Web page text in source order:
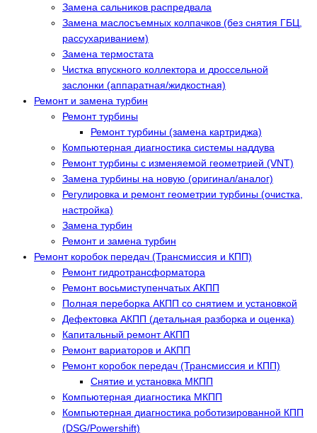
Замена сальников распредвала
Замена маслосъемных колпачков (без снятия ГБЦ,
рассухариванием)
Замена термостата
Чистка впускного коллектора и дроссельной
заслонки (аппаратная/жидкостная)
Ремонт и замена турбин
Ремонт турбины
Ремонт турбины (замена картриджа)
Компьютерная диагностика системы наддува
Ремонт турбины с изменяемой геометрией (VNT)
Замена турбины на новую (оригинал/аналог)
Регулировка и ремонт геометрии турбины (очистка,
настройка)
Замена турбин
Ремонт и замена турбин
Ремонт коробок передач (Трансмиссия и КПП)
Ремонт гидротрансформатора
Ремонт восьмиступенчатых АКПП
Полная переборка АКПП со снятием и установкой
Дефектовка АКПП (детальная разборка и оценка)
Капитальный ремонт АКПП
Ремонт вариаторов и АКПП
Ремонт коробок передач (Трансмиссия и КПП)
Снятие и установка МКПП
Компьютерная диагностика МКПП
Компьютерная диагностика роботизированной КПП
(DSG/Powershift)